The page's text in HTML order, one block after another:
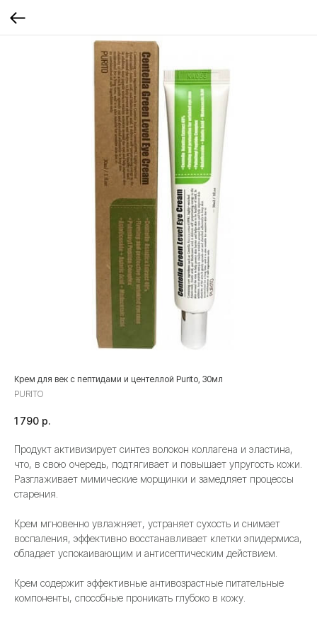
Крем для век с пептидами и центеллой Purito, 30мл
PURITO
1 790 р.
Продукт активизирует синтез волокон коллагена и эластина,
что, в свою очередь, подтягивает и повышает упругость кожи.
Разглаживает мимические морщинки и замедляет процессы
старения.
Крем мгновенно увлажняет, устраняет сухость и снимает
воспаления, эффективно восстанавливает клетки эпидермиса,
обладает успокаивающим и антисептическим действием.
Крем содержит эффективные антивозрастные питательные
компоненты, способные проникать глубоко в кожу.